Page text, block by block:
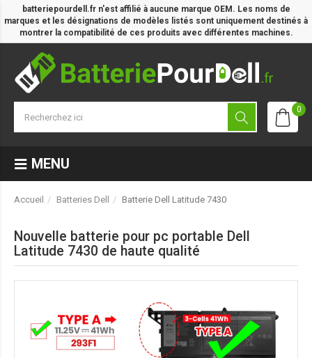
batteriepourdell.fr n'est affilié à aucune marque OEM. Les noms de
marques et les désignations de modèles listés sont uniquement destinés à
montrer la compatibilité de ces produits avec différentes machines.
0
MENU
Accueil Batteries Dell Batterie Dell Latitude 7430
Nouvelle batterie pour pc portable Dell
Latitude 7430 de haute qualité